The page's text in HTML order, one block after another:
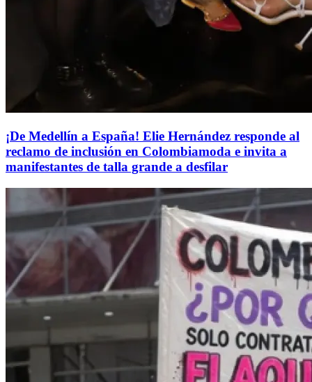
¡De Medellín a España! Elie Hernández responde al
reclamo de inclusión en Colombiamoda e invita a
manifestantes de talla grande a desfilar